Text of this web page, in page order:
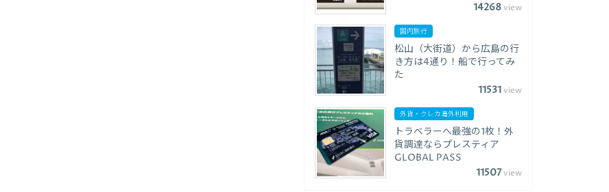
14268view
国内旅行
松山（大街道）から広島の行
き方は4通り！船で行ってみ
た
11531view
外貨・クレカ海外利用
トラベラーへ最強の1枚！外
貨調達ならプレスティア
GLOBAL PASS
11507view